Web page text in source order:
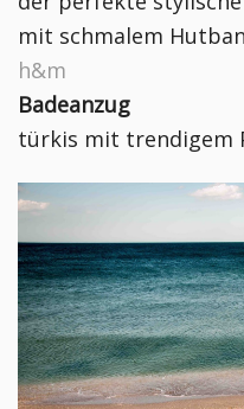
mit schmalem
h&m
Badeanzug
türkis mit trendigem